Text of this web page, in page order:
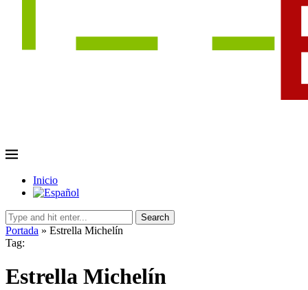
Inicio
Search
Portada » Estrella Michelín
Tag:
Estrella Michelín